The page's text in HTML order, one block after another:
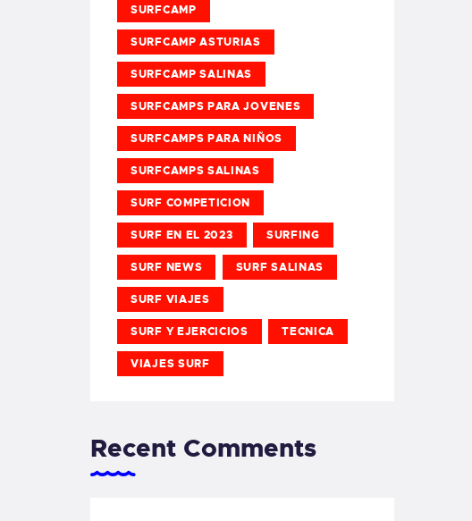
SURFCAMP
SURFCAMP ASTURIAS
SURFCAMP SALINAS
SURFCAMPS PARA JOVENES
SURFCAMPS PARA NIÑOS
SURFCAMPS SALINAS
SURF COMPETICION
SURF EN EL 2023 SURFING
SURF NEWS SURF SALINAS
SURF VIAJES
SURF Y EJERCICIOS TECNICA
VIAJES SURF
Recent Comments